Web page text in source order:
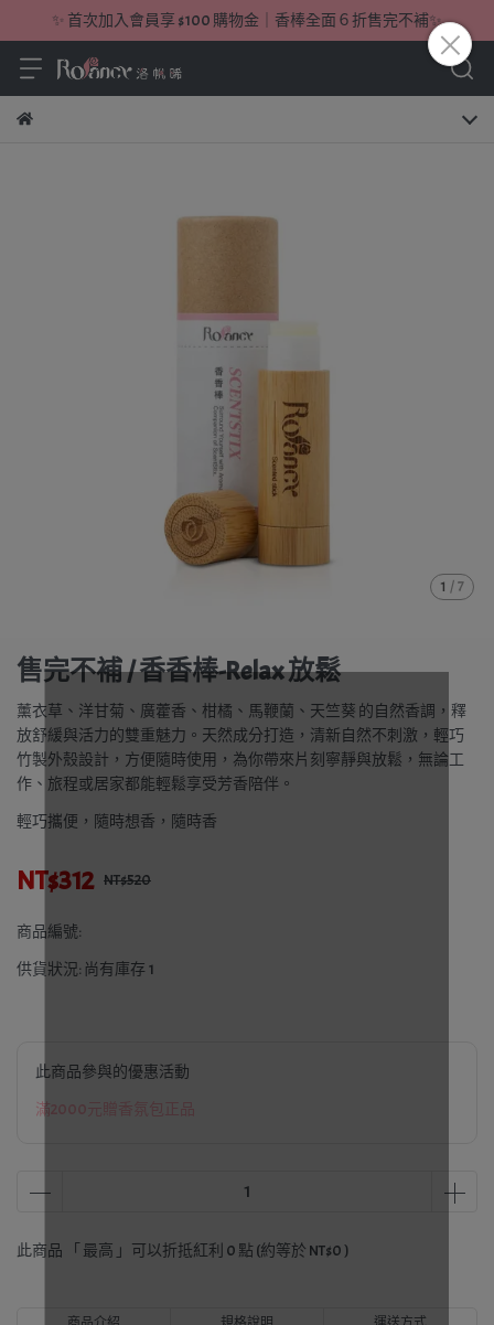
✨ 首次加入會員享 $100 購物金｜香棒全面６折售完不補✨
1 /7
售完不補 / 香香棒-Relax 放鬆
薰衣草、洋甘菊、廣藿香、柑橘、馬鞭蘭、天竺葵 的自然香調，釋
放舒緩與活力的雙重魅力。天然成分打造，清新自然不刺激，輕巧
竹製外殼設計，方便隨時使用，為你帶來片刻寧靜與放鬆，無論工
作、旅程或居家都能輕鬆享受芳香陪伴。
輕巧攜便，隨時想香，隨時香
NT$312 NT$520
商品編號:
供貨狀況: 尚有庫存 1
此商品參與的優惠活動
滿2000元贈香氛包正品
此商品 「 最高 」可以折抵紅利 0 點 (約等於 NT$0)